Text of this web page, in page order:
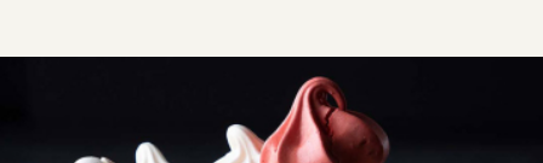
Μπεζέδες